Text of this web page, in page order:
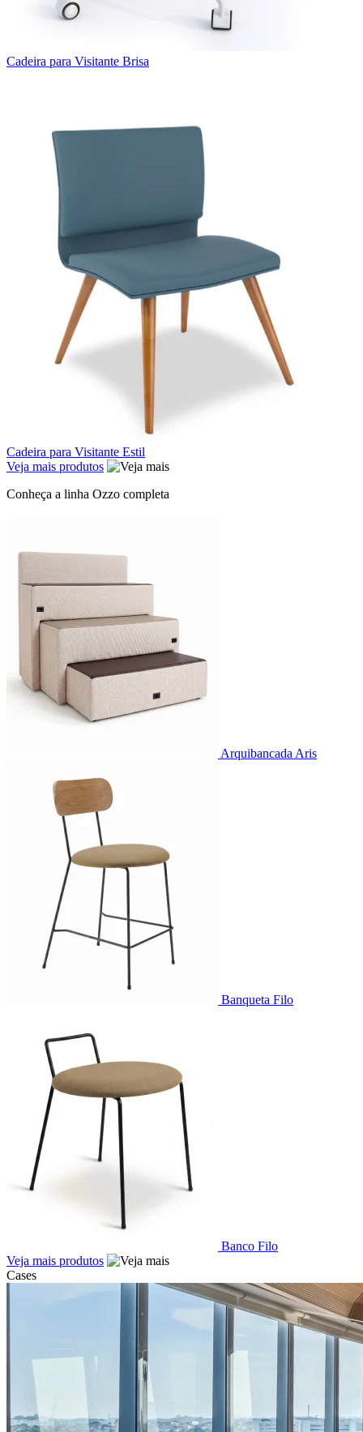
Cadeira para Visitante Brisa
Cadeira para Visitante Estil
Veja mais produtos
Conheça a linha Ozzo completa
Arquibancada Aris
Banqueta Filo
Banco Filo
Veja mais produtos
Cases